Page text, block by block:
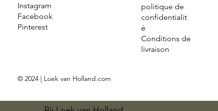
Instagram
Facebook
Pinterest
politique de
confidentialit
é
Conditions de
livraison
© 2024 | Loek van Holland.com